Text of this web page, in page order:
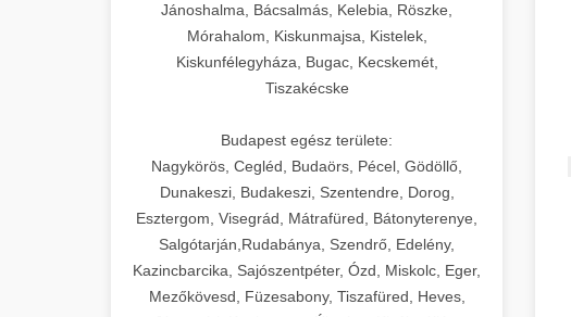
Jánoshalma, Bácsalmás, Kelebia, Röszke,
Mórahalom, Kiskunmajsa, Kistelek,
Kiskunfélegyháza, Bugac, Kecskemét,
Tiszakécske
Budapest egész területe:
Nagykörös, Cegléd, Budaörs, Pécel, Gödöllő,
Dunakeszi, Budakeszi, Szentendre, Dorog,
Esztergom, Visegrád, Mátrafüred, Bátonyterenye,
Salgótarján,Rudabánya, Szendrő, Edelény,
Kazincbarcika, Sajószentpéter, Ózd, Miskolc, Eger,
Mezőkövesd, Füzesabony, Tiszafüred, Heves,